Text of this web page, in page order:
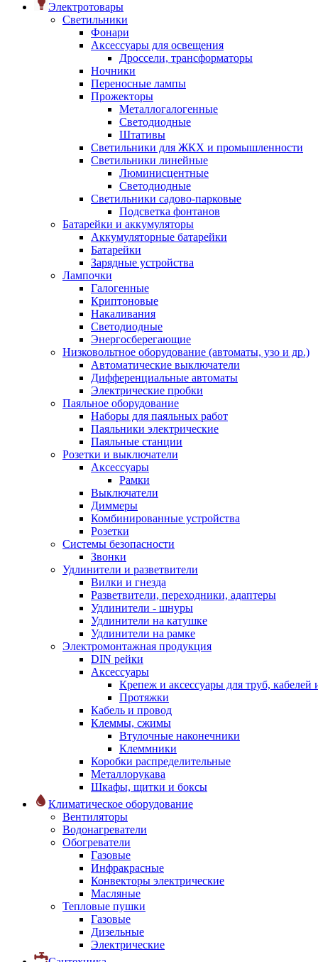
Электротовары
Светильники
Фонари
Аксессуары для освещения
Дроссели, трансформаторы
Ночники
Переносные лампы
Прожекторы
Металлогалогенные
Светодиодные
Штативы
Светильники для ЖКХ и промышленности
Светильники линейные
Люминисцентные
Светодиодные
Светильники садово-парковые
Подсветка фонтанов
Батарейки и аккумуляторы
Аккумуляторные батарейки
Батарейки
Зарядные устройства
Лампочки
Галогенные
Криптоновые
Накаливания
Светодиодные
Энергосберегающие
Низковольтное оборудование (автоматы, узо и др.)
Автоматические выключатели
Дифференциальные автоматы
Электрические пробки
Паяльное оборудование
Наборы для паяльных работ
Паяльники электрические
Паяльные станции
Розетки и выключатели
Аксессуары
Рамки
Выключатели
Диммеры
Комбинированные устройства
Розетки
Системы безопасности
Звонки
Удлинители и разветвители
Вилки и гнезда
Разветвители, переходники, адаптеры
Удлинители - шнуры
Удлинители на катушке
Удлинители на рамке
Электромонтажная продукция
DIN рейки
Аксессуары
Крепеж и аксессуары для труб, кабелей
Протяжки
Кабель и провод
Клеммы, сжимы
Втулочные наконечники
Клеммники
Коробки распределительные
Металлорукава
Шкафы, щитки и боксы
Климатическое оборудование
Вентиляторы
Водонагреватели
Обогреватели
Газовые
Инфракрасные
Конвекторы электрические
Масляные
Тепловые пушки
Газовые
Дизельные
Электрические